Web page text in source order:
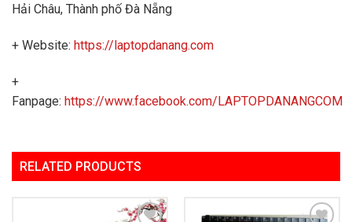
Hải Châu, Thành phố Đà Nẵng
+ Website: https://laptopdanang.com
+
Fanpage: https://www.facebook.com/LAPTOPDANANGCOM
RELATED PRODUCTS